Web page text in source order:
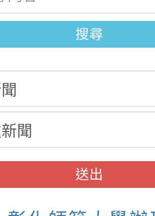
一案
實施要點」及修
桃園市115年度
藝文競賽』實施計
選結果(第11招)】
第1學期第7次代
11招)
結果(第3招)】
第1學期第9次代
3招)
搜尋
送出